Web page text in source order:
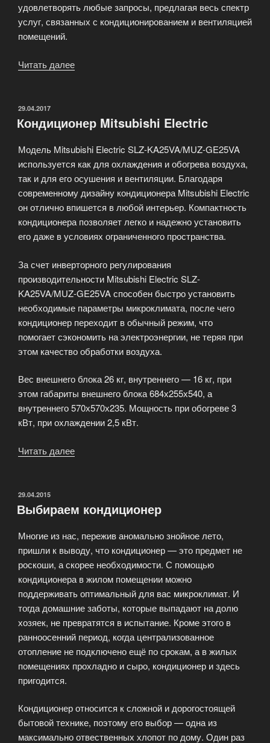
удовлетворять любые запросы, предлагая весь спектр
услуг, связанных с кондиционированием и вентиляцией
помещений.
Читать далее
в
ОПУБЛИКОВАНО
29.04.2017
Кондиционер Mitsubishi Electric
Модель Mitsubishi Electric SLZ-KA25VA/MUZ-GE25VA
используется как для охлаждения и обогрева воздуха,
так и для его осушения и вентиляции. Благодаря
современному дизайну кондиционера Mitsubishi Electric
он отлично впишется в любой интерьер. Компактность
кондиционера позволяет легко и надежно установить
его даже в условиях ограниченного пространства.
За счет инверторного регулирования
производительности Mitsubishi Electric SLZ-
KA25VA/MUZ-GE25VA способен быстро установить
необходимые параметры микроклимата, после чего
кондиционер переходит в обычный режим, что
помогает сэкономить на электроэнергии, не теряя при
этом качество обработки воздуха.
Вес внешнего блока 26 кг, внутреннего — 16 кг, при
этом габариты внешнего блока 684х255х540, а
внутреннего 570х570х235. Мощность при обогреве 3
кВт, при охлаждении 2,5 кВт.
Читать далее
ОПУБЛИКОВАНО
29.04.2015
Выбираем кондиционер
Многие из нас, пережив аномально знойное лето,
пришли к выводу, что кондиционер — это предмет не
роскоши, а скорее необходимости. С помощью
кондиционера в жилом помещении можно
поддерживать оптимальный для вас микроклимат. И
тогда домашние заботы, которые выпадают на долю
хозяек, не превратятся в испытание. Кроме этого в
ранноосенний период, когда централизованное
отопление не подключено ещё по срокам, а в жилых
помещениях прохладно и сыро, кондиционер и здесь
пригодится.
Кондиционер относится к сложной и дорогостоящей
бытовой технике, поэтому его выбор — одна из
максимально отвественных хлопот по дому. Один раз